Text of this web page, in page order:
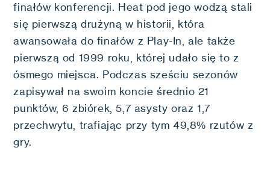
finałów konferencji. Heat pod jego wodzą stali
się pierwszą drużyną w historii, która
awansowała do finałów z Play-In, ale także
pierwszą od 1999 roku, której udało się to z
ósmego miejsca. Podczas sześciu sezonów
zapisywał na swoim koncie średnio 21
punktów, 6 zbiórek, 5,7 asysty oraz 1,7
przechwytu, trafiając przy tym 49,8% rzutów z
gry.